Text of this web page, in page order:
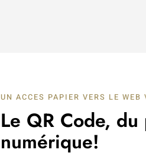
UN ACCES PAPIER VERS LE WEB
Le QR Code,
numérique!